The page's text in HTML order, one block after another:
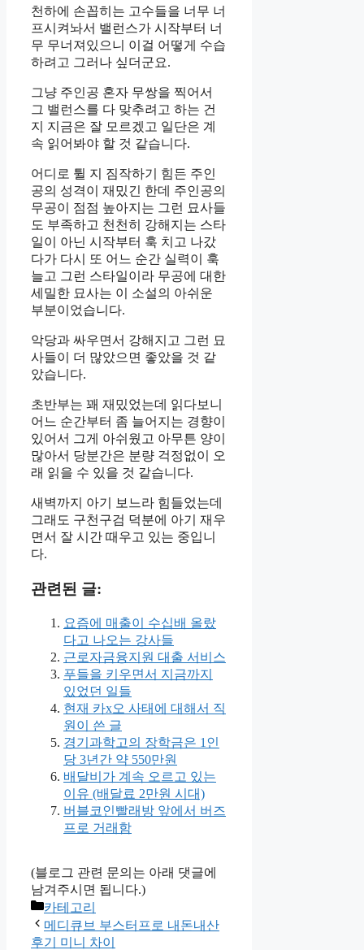
천하에 손꼽히는 고수들을 너무 너
프시켜놔서 밸런스가 시작부터 너
무 무너져있으니 이걸 어떻게 수습
하려고 그러나 싶더군요.
그냥 주인공 혼자 무쌍을 찍어서
그 밸런스를 다 맞추려고 하는 건
지 지금은 잘 모르겠고 일단은 계
속 읽어봐야 할 것 같습니다.
어디로 튈 지 짐작하기 힘든 주인
공의 성격이 재밌긴 한데 주인공의
무공이 점점 높아지는 그런 묘사들
도 부족하고 천천히 강해지는 스타
일이 아닌 시작부터 훅 치고 나갔
다가 다시 또 어느 순간 실력이 훅
늘고 그런 스타일이라 무공에 대한
세밀한 묘사는 이 소설의 아쉬운
부분이었습니다.
악당과 싸우면서 강해지고 그런 묘
사들이 더 많았으면 좋았을 것 같
았습니다.
초반부는 꽤 재밌었는데 읽다보니
어느 순간부터 좀 늘어지는 경향이
있어서 그게 아쉬웠고 아무튼 양이
많아서 당분간은 분량 걱정없이 오
래 읽을 수 있을 것 같습니다.
새벽까지 아기 보느라 힘들었는데
그래도 구천구검 덕분에 아기 재우
면서 잘 시간 때우고 있는 중입니
다.
관련된 글:
요즘에 매출이 수십배 올랐
다고 나오는 강사들
근로자금융지원 대출 서비스
푸들을 키우면서 지금까지
있었던 일들
현재 카x오 사태에 대해서 직
원이 쓴 글
경기과학고의 장학금은 1인
당 3년간 약 550만원
배달비가 계속 오르고 있는
이유 (배달료 2만원 시대)
버블코인빨래방 앞에서 버즈
프로 거래함
(블로그 관련 문의는 아래 댓글에
남겨주시면 됩니다.)
Categories
카테고리
메디큐브 부스터프로 내돈내산
후기 미니 차이